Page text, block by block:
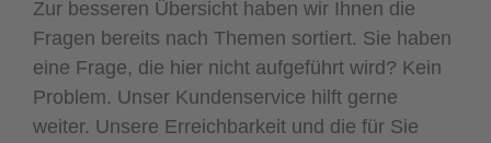
Zur besseren Übersicht haben wir Ihnen die
Fragen bereits nach Themen sortiert. Sie haben
eine Frage, die hier nicht aufgeführt wird? Kein
Problem. Unser Kundenservice hilft gerne
weiter. Unsere Erreichbarkeit und die für Sie